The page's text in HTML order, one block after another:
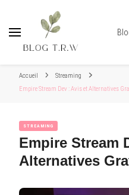
Accueil
Streaming
Empire Stream Dev : Avis et Alternatives
STREAMING
Empire Stream
Alternatives